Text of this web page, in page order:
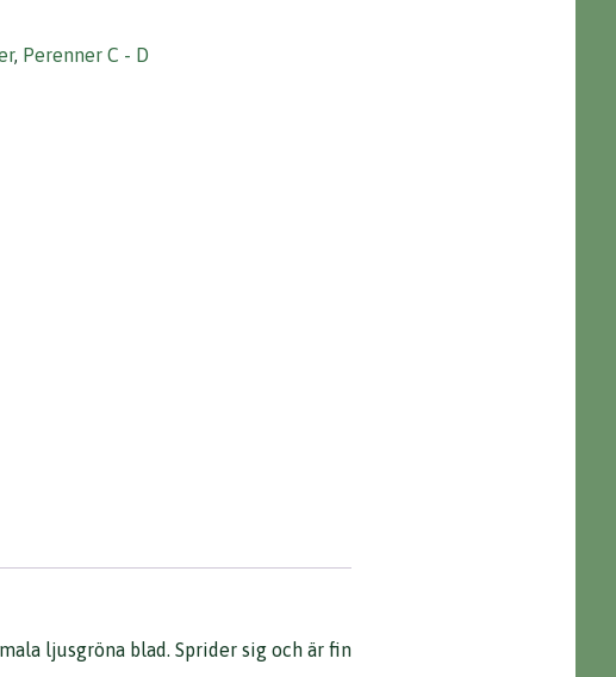
, Perenner C - D
ljusgröna blad. Sprider sig och är fin